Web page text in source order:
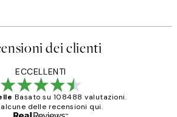
dei clienti
ECCELLENTI
Basato su 108488 valutazioni.
delle recensioni qui.